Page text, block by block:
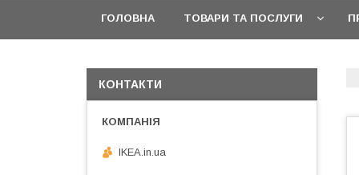
ГОЛОВНА ТОВАРИ ТА ПОСЛУГИ
КОНТАКТИ
IKEA.in.ua